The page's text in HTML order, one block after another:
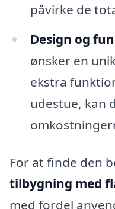
påvirke de
Design og
ønsker en
ekstra
udestue, kan
For at finde den
tilbygning med
med fordel